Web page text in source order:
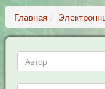
Главная